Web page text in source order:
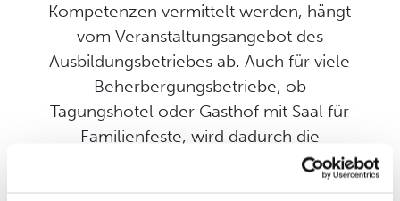
Kompetenzen vermittelt werden, hängt
vom Veranstaltungsangebot des
Ausbildungsbetriebes ab. Auch für viele
Beherbergungsbetriebe, ob
Tagungshotel oder Gasthof mit Saal für
Familienfeste, wird dadurch die
Ausbildung von Fachleuten für